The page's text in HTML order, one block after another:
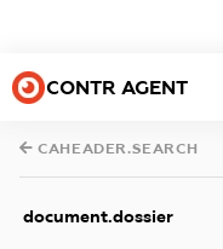
CONTR AGENT
CAHEADER.SEARCH
document.dossier